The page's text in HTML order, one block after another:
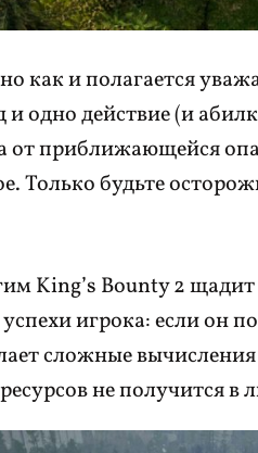
как и полагается
и одно действие (и
от приближающейся
Только будьте
King’s Bounty 2
игрока: если он
сложные
не получится в